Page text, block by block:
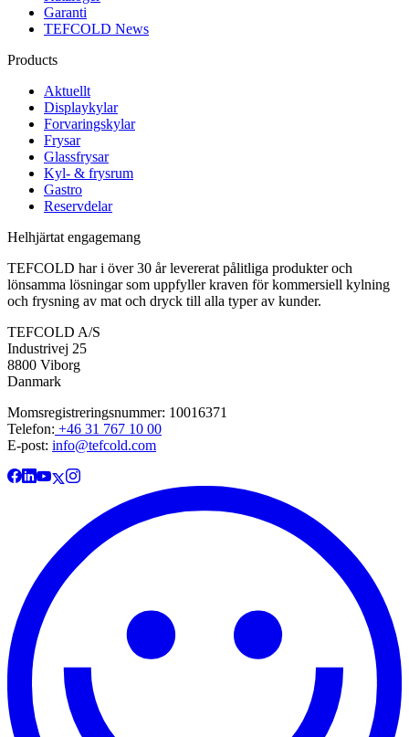
Garanti
TEFCOLD News
Products
Aktuellt
Displaykylar
Forvaringskylar
Frysar
Glassfrysar
Kyl- & frysrum
Gastro
Reservdelar
Helhjärtat engagemang
TEFCOLD har i över 30 år levererat pålitliga produkter och
lönsamma lösningar som uppfyller kraven för kommersiell kylning
och frysning av mat och dryck till alla typer av kunder.
TEFCOLD A/S
Industrivej 25
8800 Viborg
Danmark
Momsregistreringsnummer: 10016371
Telefon: +46 31 767 10 00
E-post: info@tefcold.com